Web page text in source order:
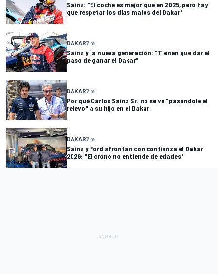
Sainz: "El coche es mejor que en 2025, pero hay
que respetar los días malos del Dakar"
DAKAR7 m
Sainz y la nueva generación: "Tienen que dar el
paso de ganar el Dakar"
DAKAR7 m
Por qué Carlos Sainz Sr. no se ve "pasándole el
relevo" a su hijo en el Dakar
DAKAR7 m
Sainz y Ford afrontan con confianza el Dakar
2026: "El crono no entiende de edades"